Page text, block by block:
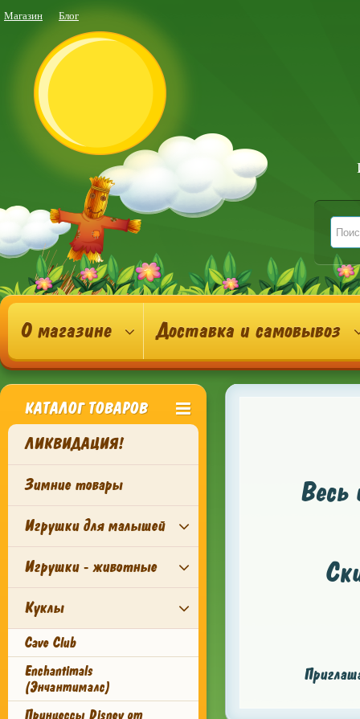
Магазин Блог
О магазине Доставка и самовывоз
КАТАЛОГ ТОВАРОВ
ЛИКВИДАЦИЯ!
Зимние товары
Игрушки для малышей
Игрушки - животные
Куклы
Cave Club
Enchantimals
(Энчантималс)
Принцессы Disney от
Весь